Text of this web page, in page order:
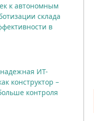
к автономным
склада
в
ИТ-
конструктор –
контроля